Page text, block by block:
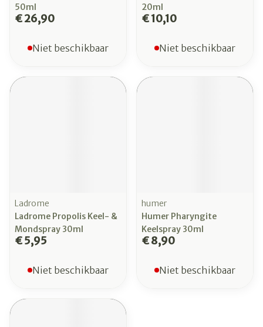
50ml
€ 26,90
Niet beschikbaar
20ml
€ 10,10
Niet beschikbaar
Ladrome
Ladrome Propolis Keel- &
Mondspray 30ml
€ 5,95
Niet beschikbaar
humer
Humer Pharyngite
Keelspray 30ml
€ 8,90
Niet beschikbaar